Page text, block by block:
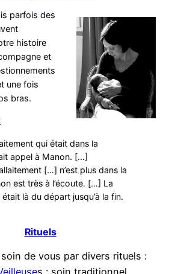
parfois des
histoire
et
une fois
bras.
qui était dans la
appel à Manon. […]
[…] n’est plus dans la
est très à l’écoute. […] La
là du départ jusqu’à la fin.
Rituels
de vous par divers rituels :
s : soin traditionnel